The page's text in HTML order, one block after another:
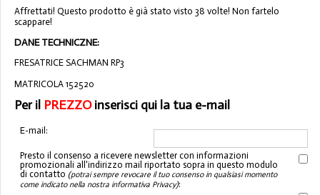
Affrettati! Questo prodotto è già stato visto 38 volte! Non fartelo
scappare!
DANE TECHNICZNE:
FRESATRICE SACHMAN RP3
MATRICOLA 152520
Per il PREZZOinserisci qui la tua e-mail
E-mail:
Presto il consenso a ricevere newsletter con informazioni
promozionali all'indirizzo mail riportato sopra in questo modulo
di contatto (potrai sempre revocare il tuo consenso in qualsiasi momento
come indicato nella nostra informativa Privacy):